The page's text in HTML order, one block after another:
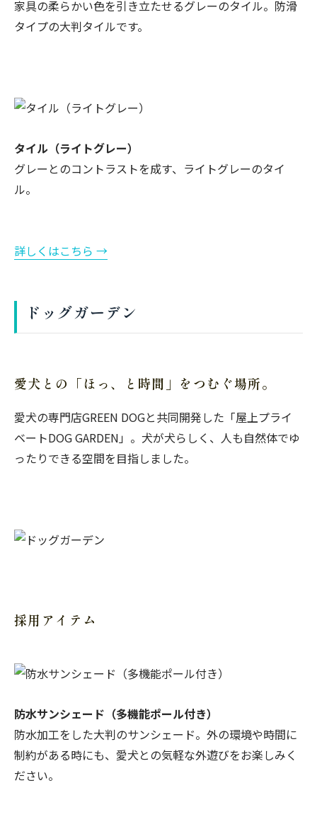
家具の柔らかい色を引き立たせるグレーのタイル。防滑
タイプの大判タイルです。
タイル（ライトグレー）
グレーとのコントラストを成す、ライトグレーのタイ
ル。
詳しくはこちら →
ドッグガーデン
愛犬との「ほっ、と時間」をつむぐ場所。
愛犬の専門店GREEN DOGと共同開発した「屋上プライ
ベートDOG GARDEN」。犬が犬らしく、人も自然体でゆ
ったりできる空間を目指しました。
採用アイテム
防水サンシェード（多機能ポール付き）
防水加工をした大判のサンシェード。外の環境や時間に
制約がある時にも、愛犬との気軽な外遊びをお楽しみく
ださい。